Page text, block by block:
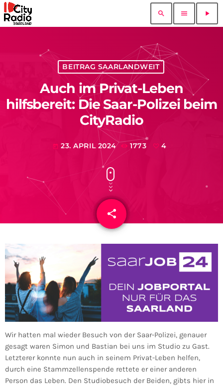
search menu play_arrow
BEITRAG SAARLANDWEIT
Auch im Privat-Leben
hilfsbereit: Die Saar-Polizei beim
CityRadio
today 23. APRIL 2024 1773 4
share
email
Wir hatten mal wieder Besuch von der Saar-Polizei, genauer
gesagt waren Simon und Bastian bei uns im Studio zu Gast.
Letzterer konnte nun auch in seinem Privat-Leben helfen,
durch eine Stammzellenspende rettete er einer anderen
Person das Leben. Den Studiobesuch der Beiden, gibts hier in